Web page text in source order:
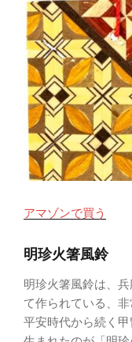
アマゾンで買う
明珍火箸風鈴
明珍火箸風鈴は、
て作られている、
平安時代から続く